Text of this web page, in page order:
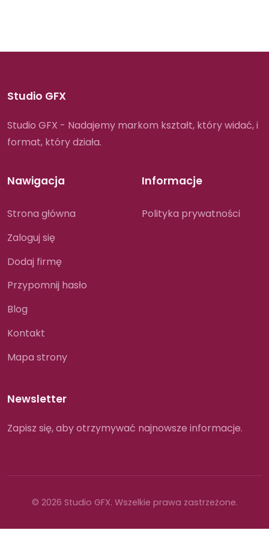
Studio GFX
Studio GFX - Nadajemy markom kształt, który widać, i
format, który działa.
Nawigacja
Strona główna
Zaloguj się
Dodaj firmę
Przypomnij hasło
Blog
Kontakt
Mapa strony
Informacje
Polityka prywatności
Newsletter
Zapisz się, aby otrzymywać najnowsze informacje.
© 2026 Studio GFX. Wszelkie prawa zastrzeżone.